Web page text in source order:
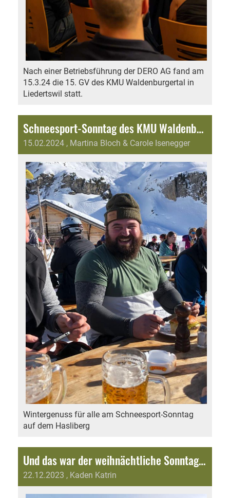
Nach einer Betriebsführung der DERO AG fand am
15.3.24 die 15. GV des KMU Waldenburgertal in
Liedertswil statt.
Schneesport-Sonntag des KMU Waldenburgertal auf dem Hasliberg
15.02.2024 , Martina Bloch & Carole Isenegger
Wintergenuss für alle am Schneesport-Sonntag
auf dem Hasliberg
Und das war der weihnächtliche Sonntagsverkauf 2023
22.12.2023 , Kaden Katrin